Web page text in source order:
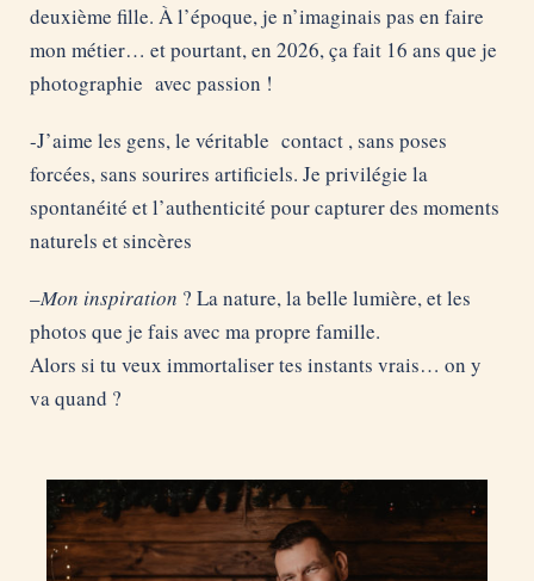
deuxième fille. À l’époque, je n’imaginais pas en faire
mon métier… et pourtant, en 2026, ça fait 16 ans que je
photographie avec passion !
-J’aime les gens, le véritable contact , sans poses
forcées, sans sourires artificiels. Je privilégie la
spontanéité et l’authenticité pour capturer des moments
naturels et sincères
–Mon inspiration ? La nature, la belle lumière, et les
photos que je fais avec ma propre famille.
Alors si tu veux immortaliser tes instants vrais… on y
va quand ?